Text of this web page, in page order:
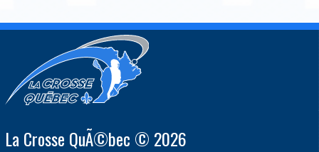
La Crosse QuÃ©bec © 2026